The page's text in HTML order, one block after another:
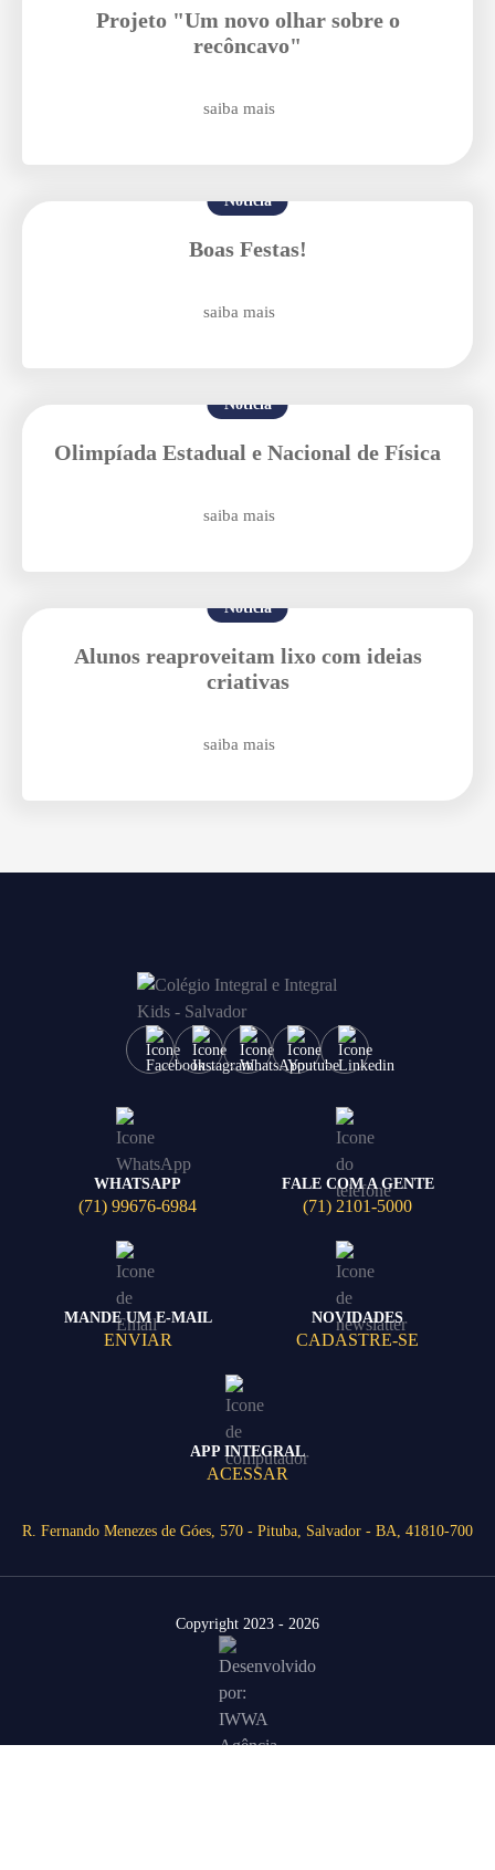
Projeto "Um novo olhar sobre o
recôncavo"
saiba mais
Notícia
Boas Festas!
saiba mais
Notícia
Olimpíada Estadual e Nacional de Física
saiba mais
Notícia
Alunos reaproveitam lixo com ideias
criativas
saiba mais
WHATSAPP
(71) 99676-6984
FALE COM A GENTE
(71) 2101-5000
MANDE UM E-MAIL
ENVIAR
NOVIDADES
CADASTRE-SE
APP INTEGRAL
ACESSAR
R. Fernando Menezes de Góes, 570 - Pituba, Salvador - BA, 41810-700
Copyright 2023 - 2026
Agende uma visita